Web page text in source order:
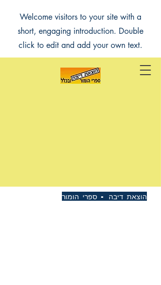
הוצאת דיבה - ספרי הומור
Welcome visitors to your site with a
short, engaging introduction. Double
click to edit and add your own text.